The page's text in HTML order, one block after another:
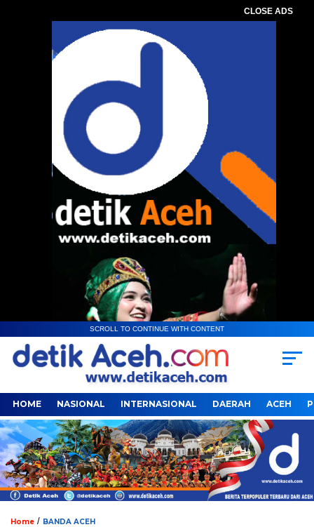
CLOSE ADS
SCROLL TO CONTINUE WITH CONTENT
HOME NASIONAL INTERNASIONAL DAERAH ACEH
Home / BANDA ACEH